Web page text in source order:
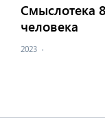
Смыслотека
человека
2023 ·